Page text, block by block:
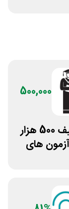
500,000
کد تخفیف 500 هزار
های